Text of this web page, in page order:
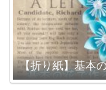
【折り紙】基本